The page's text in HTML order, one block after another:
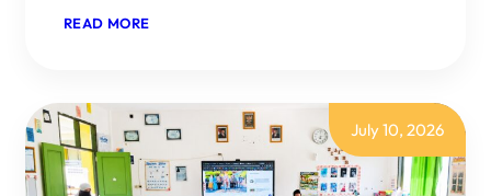
READ MORE
July 10, 2026